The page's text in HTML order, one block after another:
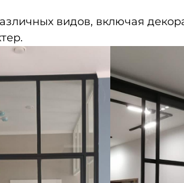
видов, включая